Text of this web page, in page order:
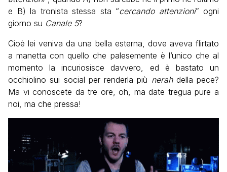
e B) la tronista stessa sta “cercando attenzioni” ogni
giorno su Canale 5?
Cioè lei veniva da una bella esterna, dove aveva flirtato
a manetta con quello che palesemente è l’unico che al
momento la incuriosisce davvero, ed è bastato un
occhiolino sui social per renderla più nerahdella pece?
Ma vi conoscete da tre ore, oh, ma date tregua pure a
noi, ma che pressa!